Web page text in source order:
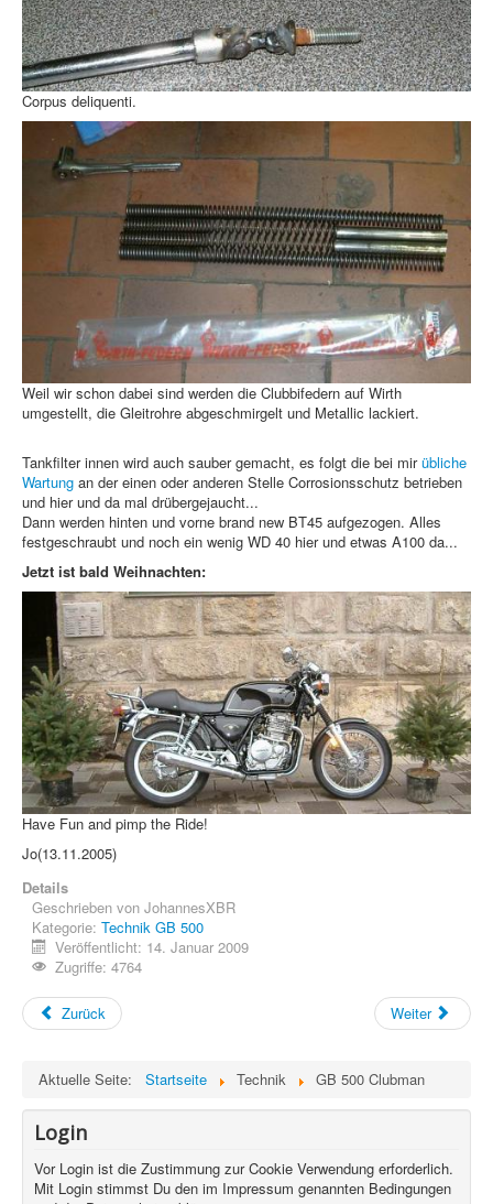
Corpus deliquenti.
Weil wir schon dabei sind werden die Clubbifedern auf Wirth
umgestellt, die Gleitrohre abgeschmirgelt und Metallic lackiert.
Tankfilter innen wird auch sauber gemacht, es folgt die bei mirübliche
Wartung an der einen oder anderen Stelle Corrosionsschutz betrieben
und hier und da mal drübergejaucht...
Dann werden hinten und vorne brand new BT45 aufgezogen. Alles
festgeschraubt und noch ein wenig WD 40 hier und etwas A100 da...
Jetzt ist bald Weihnachten:
Have Fun and pimp the Ride!
Jo(13.11.2005)
Details
Geschrieben von JohannesXBR
Kategorie: Technik GB 500
Veröffentlicht: 14. Januar 2009
Zugriffe: 4764
Zurück Weiter
Aktuelle Seite: Startseite Technik GB 500 Clubman
Login
Vor Login ist die Zustimmung zur Cookie Verwendung erforderlich.
Mit Login stimmst Du den im Impressum genannten Bedingungen